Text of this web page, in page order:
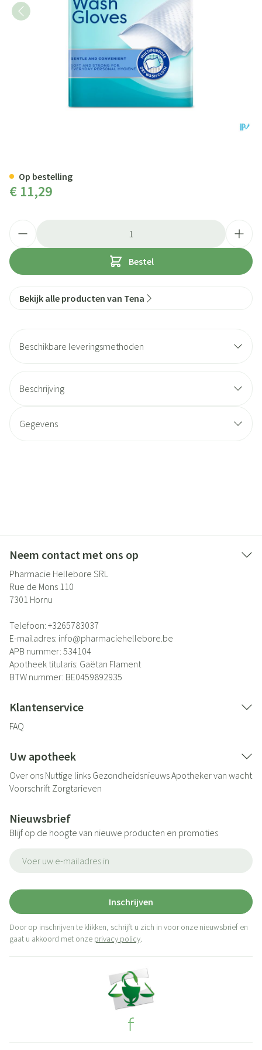
€ 11,29
Bestel
Op bestelling
Bekijk alle producten van Tena
Beschikbare leveringsmethoden
Beschrijving
Gegevens
Neem contact met ons op
Pharmacie Hellebore SRL
Rue de Mons 110
7301 Hornu
Telefoon: +3265783037
E-mailadres: info@pharmaciehellebore.be
APB nummer: 534104
Apotheek titularis: Gaëtan Flament
BTW nummer: BE0459892935
Klantenservice
FAQ
Uw apotheek
Over ons Nuttige links GezondheidsnieuwsApotheker van wacht
Voorschrift Zorgtarieven
Nieuwsbrief
Blijf op de hoogte van nieuwe producten en promoties
Inschrijven
Door op inschrijven te klikken, schrijft u zich in voor onze nieuwsbrief en
gaat u akkoord met onze privacy policy.